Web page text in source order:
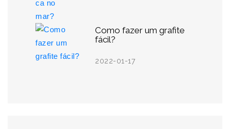
Como fazer um grafite
fácil?
2022-01-17